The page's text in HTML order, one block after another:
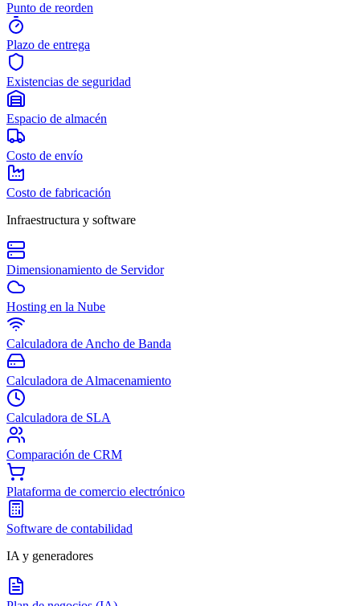
Punto de reorden
Plazo de entrega
Existencias de seguridad
Espacio de almacén
Costo de envío
Costo de fabricación
Infraestructura y software
Dimensionamiento de Servidor
Hosting en la Nube
Calculadora de Ancho de Banda
Calculadora de Almacenamiento
Calculadora de SLA
Comparación de CRM
Plataforma de comercio electrónico
Software de contabilidad
IA y generadores